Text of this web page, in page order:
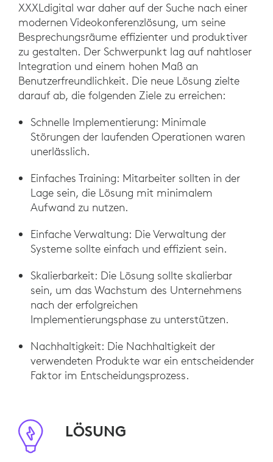
XXXLdigital war daher auf der Suche nach einer
modernen Videokonferenzlösung, um seine
Besprechungsräume effizienter und produktiver
zu gestalten. Der Schwerpunkt lag auf nahtloser
Integration und einem hohen Maß an
Benutzerfreundlichkeit. Die neue Lösung zielte
darauf ab, die folgenden Ziele zu erreichen:
Schnelle Implementierung: Minimale
Störungen der laufenden Operationen waren
unerlässlich.
Einfaches Training: Mitarbeiter sollten in der
Lage sein, die Lösung mit minimalem
Aufwand zu nutzen.
Einfache Verwaltung: Die Verwaltung der
Systeme sollte einfach und effizient sein.
Skalierbarkeit: Die Lösung sollte skalierbar
sein, um das Wachstum des Unternehmens
nach der erfolgreichen
Implementierungsphase zu unterstützen.
Nachhaltigkeit: Die Nachhaltigkeit der
verwendeten Produkte war ein entscheidender
Faktor im Entscheidungsprozess.
LÖSUNG